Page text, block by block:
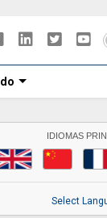
IDIOMAS
Select